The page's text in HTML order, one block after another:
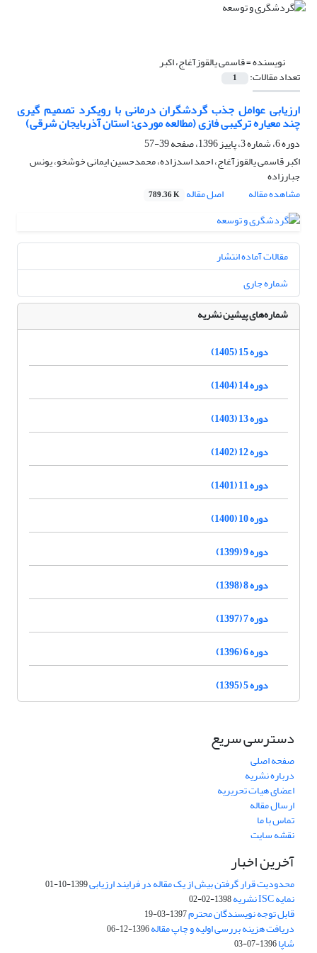
نویسنده =قاسمی یالقوزآغاج، اکبر
تعداد مقالات: 1
ارزیابی عوامل جذب گردشگران درمانی با رویکرد تصمیم گیری
چند معیاره ترکیبی فازی (مطالعه موردی: استان آذربایجان شرقی)
دوره 6، شماره 3، پاییز 1396، صفحه
39-57
اکبر قاسمی یالقوزآغاج، احمد اسدزاده، محمدحسین ایمانی خوشخو، یونس
جبارزاده
مشاهده مقاله
اصل مقاله 789.36 K
مقالات آماده انتشار
شماره جاری
شماره‌های پیشین نشریه
دوره 15 (1405)
دوره 14 (1404)
دوره 13 (1403)
دوره 12 (1402)
دوره 11 (1401)
دوره 10 (1400)
دوره 9 (1399)
دوره 8 (1398)
دوره 7 (1397)
دوره 6 (1396)
دوره 5 (1395)
دسترسی سریع
صفحه اصلی
درباره نشریه
اعضای هیات تحریریه
ارسال مقاله
تماس با ما
نقشه سایت
آخرین اخبار
محدودیت قرار گرفتن بیش از یک مقاله در فرایند ارزیابی1399-10-01
نمایه ISC نشریه 1398-02-02
قابل توجه نویسندگان محترم1397-03-19
دریافت هزینه بررسی اولیه و چاپ مقاله1396-12-06
شاپا1396-07-03